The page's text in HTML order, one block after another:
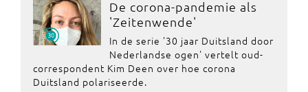
De corona-pandemie als
'Zeitenwende'
In de serie '30 jaar Duitsland door
Nederlandse ogen' vertelt oud-
correspondent Kim Deen over hoe corona
Duitsland polariseerde.